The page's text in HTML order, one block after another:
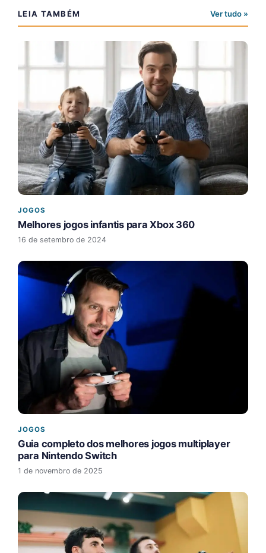
LEIA TAMBÉM Ver tudo »
JOGOS
Melhores jogos infantis para Xbox 360
16 de setembro de 2024
JOGOS
Guia completo dos melhores jogos multiplayer
para Nintendo Switch
1 de novembro de 2025